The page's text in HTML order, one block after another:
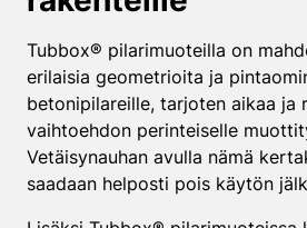
Tubbox® pilarimuoteilla on
erilaisia geometrioita ja
betonipilareille, tarjoten aikaa ja
vaihtoehdon perinteiselle
Vetäisynauhan avulla nämä
saadaan helposti pois käytön